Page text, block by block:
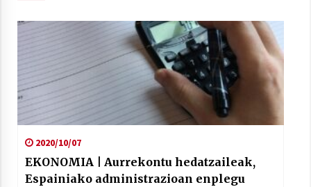
Arrosaren laburpen bideoa Hamaika
Telebistaren eskutik
2021/06/30
2020/10/07
EKONOMIA | Aurrekontu hedatzaileak,
Espainiako administrazioan enplegu